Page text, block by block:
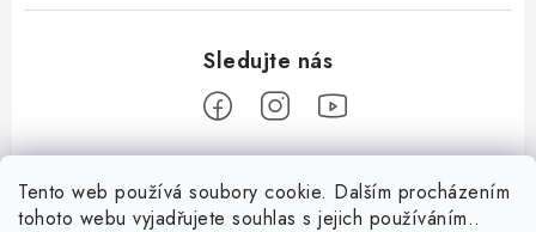
Tento web používá soubory cookie. Dalším procházením
tohoto webu vyjadřujete souhlas s jejich používáním..
Z